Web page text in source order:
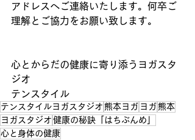
アドレスへご連絡いたします。何卒ご
理解とご協力をお願い致します。
心とからだの健康に寄り添うヨガスタ
ジオ
テンスタイル
テンスタイルヨガスタジオ 熊本ヨガ ヨガ熊本
ヨガスタジオ 健康の秘訣「はちぶんめ」
心と身体の健康